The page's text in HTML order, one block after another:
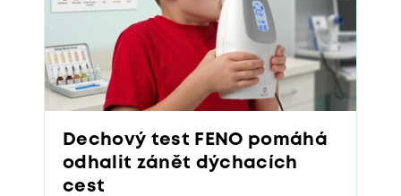
Dechový test FENO pomáhá
odhalit zánět dýchacích
cest